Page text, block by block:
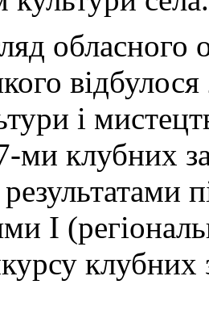
обласного
відбулося
і
-ми клубних
І
клубних